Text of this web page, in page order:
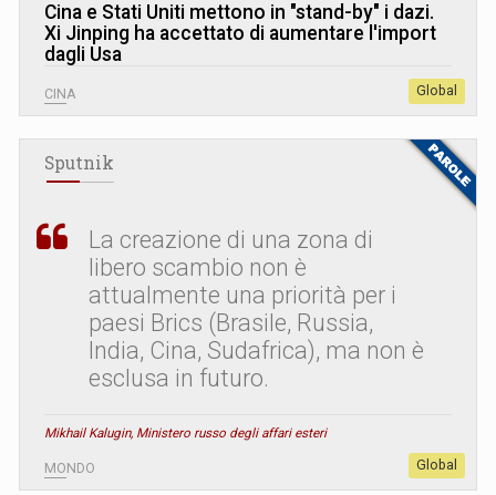
Cina e Stati Uniti mettono in "stand-by" i dazi.
Xi Jinping ha accettato di aumentare l'import
dagli Usa
CINA Global
Sputnik
La creazione di una zona di
libero scambio non è
attualmente una priorità per i
paesi Brics (Brasile, Russia,
India, Cina, Sudafrica), ma non è
esclusa in futuro.
Mikhail Kalugin, Ministero russo degli affari esteri
MONDO Global